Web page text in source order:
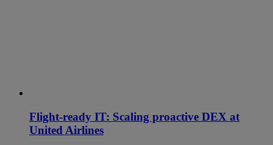
Flight-ready IT: Scaling proactive DEX at
United Airlines